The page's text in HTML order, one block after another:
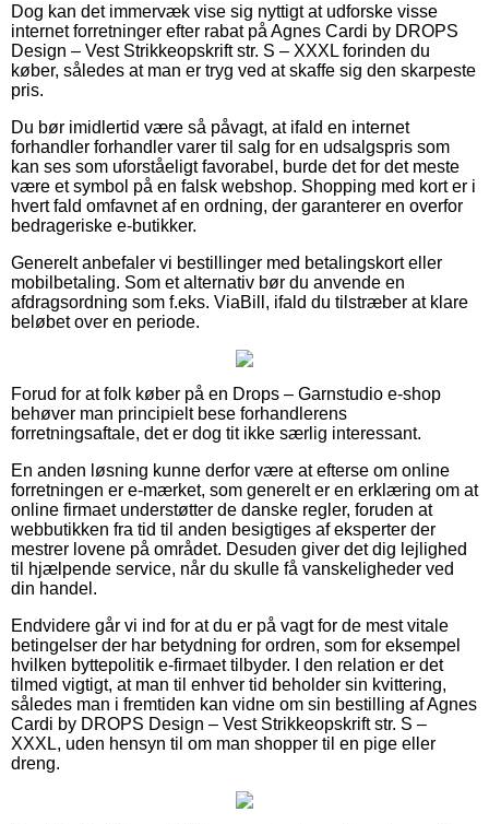
Dog kan det immervæk vise sig nyttigt at udforske visse
internet forretninger efter rabat på Agnes Cardi by DROPS
Design – Vest Strikkeopskrift str. S – XXXL forinden du
køber, således at man er tryg ved at skaffe sig den skarpeste
pris.
Du bør imidlertid være så påvagt, at ifald en internet
forhandler forhandler varer til salg for en udsalgspris som
kan ses som uforståeligt favorabel, burde det for det meste
være et symbol på en falsk webshop. Shopping med kort er i
hvert fald omfavnet af en ordning, der garanterer en overfor
bedrageriske e-butikker.
Generelt anbefaler vi bestillinger med betalingskort eller
mobilbetaling. Som et alternativ bør du anvende en
afdragsordning som f.eks. ViaBill, ifald du tilstræber at klare
beløbet over en periode.
Forud for at folk køber på en Drops – Garnstudio e-shop
behøver man principielt bese forhandlerens
forretningsaftale, det er dog tit ikke særlig interessant.
En anden løsning kunne derfor være at efterse om online
forretningen er e-mærket, som generelt er en erklæring om at
online firmaet understøtter de danske regler, foruden at
webbutikken fra tid til anden besigtiges af eksperter der
mestrer lovene på området. Desuden giver det dig lejlighed
til hjælpende service, når du skulle få vanskeligheder ved
din handel.
Endvidere går vi ind for at du er på vagt for de mest vitale
betingelser der har betydning for ordren, som for eksempel
hvilken byttepolitik e-firmaet tilbyder. I den relation er det
tilmed vigtigt, at man til enhver tid beholder sin kvittering,
således man i fremtiden kan vidne om sin bestilling af Agnes
Cardi by DROPS Design – Vest Strikkeopskrift str. S –
XXXL, uden hensyn til om man shopper til en pige eller
dreng.